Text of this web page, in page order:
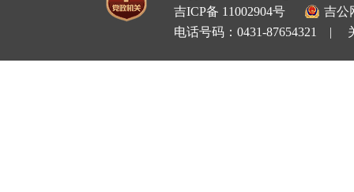
吉ICP备 11002904号
吉公
电话号码：0431-87654321 |